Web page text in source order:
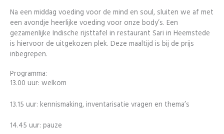
Na een middag voeding voor de mind en soul, sluiten we af met
een avondje heerlijke voeding voor onze body’s. Een
gezamenlijke Indische rijsttafel in restaurant Sari in Heemstede
is hiervoor de uitgekozen plek. Deze maaltijd is bij de prijs
inbegrepen.
Programma:
13.00 uur: welkom
13.15 uur: kennismaking, inventarisatie vragen en thema’s
14.45 uur: pauze